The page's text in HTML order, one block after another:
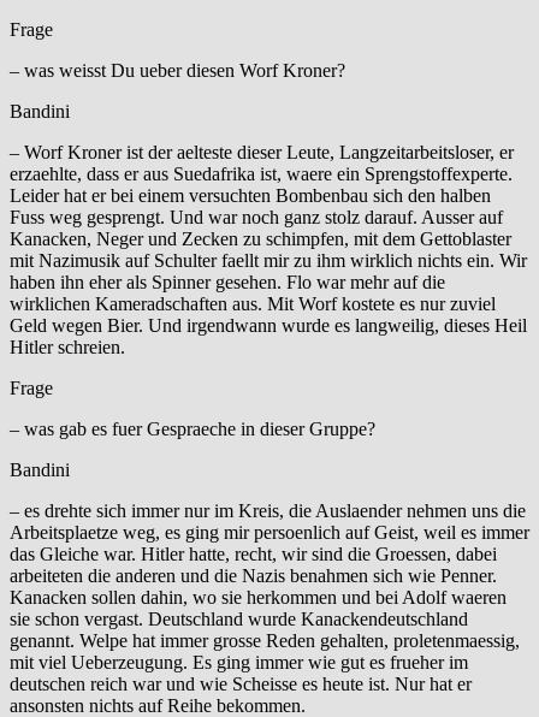
Frage
– was weisst Du ueber diesen Worf Kroner?
Bandini
– Worf Kroner ist der aelteste dieser Leute, Langzeitarbeitsloser, er
erzaehlte, dass er aus Suedafrika ist, waere ein Sprengstoffexperte.
Leider hat er bei einem versuchten Bombenbau sich den halben
Fuss weg gesprengt. Und war noch ganz stolz darauf. Ausser auf
Kanacken, Neger und Zecken zu schimpfen, mit dem Gettoblaster
mit Nazimusik auf Schulter faellt mir zu ihm wirklich nichts ein. Wir
haben ihn eher als Spinner gesehen. Flo war mehr auf die
wirklichen Kameradschaften aus. Mit Worf kostete es nur zuviel
Geld wegen Bier. Und irgendwann wurde es langweilig, dieses Heil
Hitler schreien.
Frage
– was gab es fuer Gespraeche in dieser Gruppe?
Bandini
– es drehte sich immer nur im Kreis, die Auslaender nehmen uns die
Arbeitsplaetze weg, es ging mir persoenlich auf Geist, weil es immer
das Gleiche war. Hitler hatte, recht, wir sind die Groessen, dabei
arbeiteten die anderen und die Nazis benahmen sich wie Penner.
Kanacken sollen dahin, wo sie herkommen und bei Adolf waeren
sie schon vergast. Deutschland wurde Kanackendeutschland
genannt. Welpe hat immer grosse Reden gehalten, proletenmaessig,
mit viel Ueberzeugung. Es ging immer wie gut es frueher im
deutschen reich war und wie Scheisse es heute ist. Nur hat er
ansonsten nichts auf Reihe bekommen.